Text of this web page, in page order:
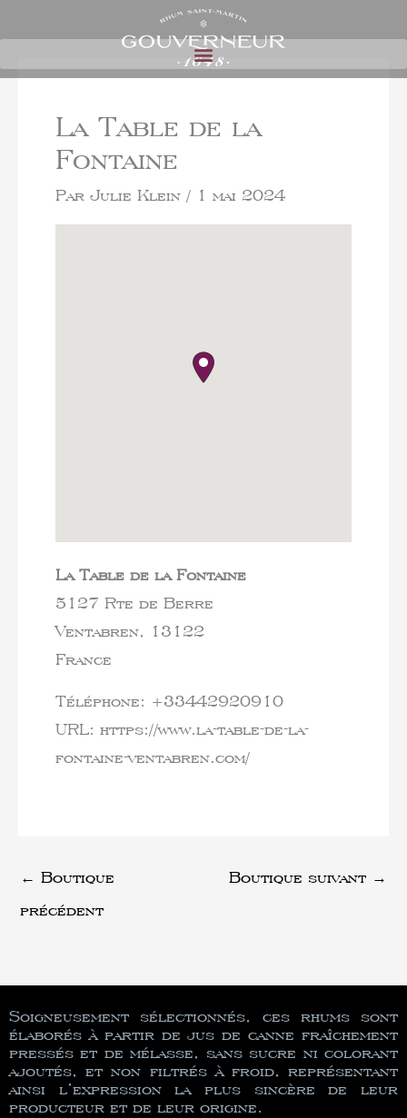
La Table de la
Fontaine
Par Julie Klein / 1 mai 2024
La Table de la Fontaine
5127 Rte de Berre
Ventabren, 13122
France
Téléphone: +33442920910
URL: https://www.la-table-de-la-
fontaine-ventabren.com/
← Boutique
précédent
Boutique suivant →
Soigneusement sélectionnés, ces rhums sont
élaborés à partir de jus de canne fraîchement
pressés et de mélasse, sans sucre ni colorant
ajoutés, et non filtrés à froid, représentant
ainsi l’expression la plus sincère de leur
producteur et de leur origine.